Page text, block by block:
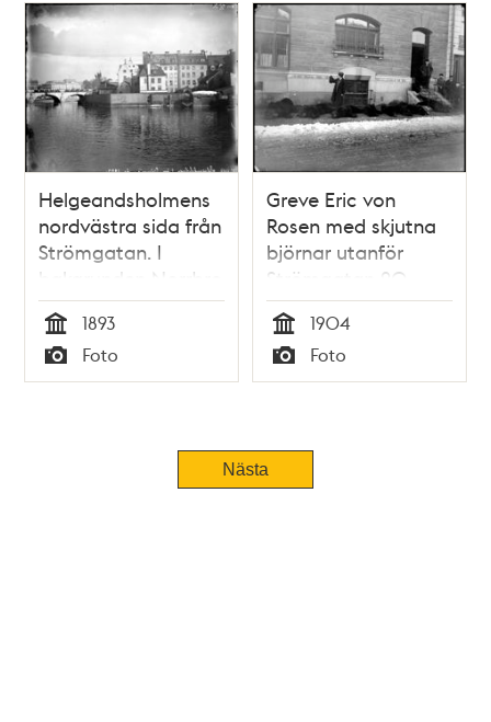
Helgeandsholmens
nordvästra sida från
Strömgatan. I
bakgrunden Norrbro
och Grand Hotel
Tid
1893
Typ
Foto
Greve Eric von
Rosen med skjutna
björnar utanför
Strömgatan 20
Tid
1904
Typ
Foto
Nästa